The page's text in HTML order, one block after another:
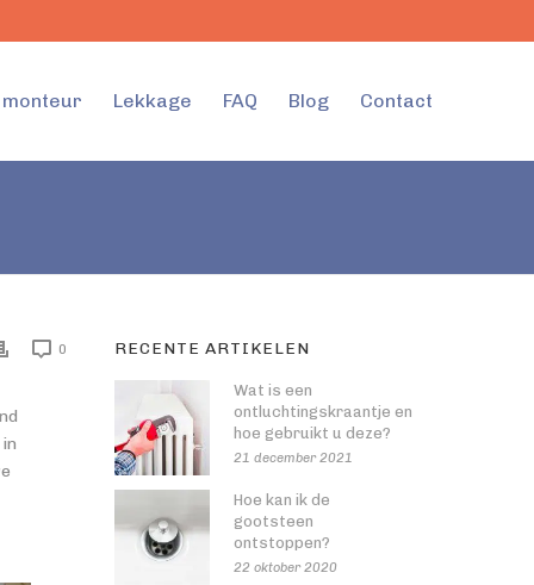
monteur Lekkage FAQ Blog Contact
0 RECENTE ARTIKELEN
Wat is een
ontluchtingskraantje en
hoe gebruikt u deze?
21 december 2021
Hoe kan ik de
gootsteen
ontstoppen?
22 oktober 2020